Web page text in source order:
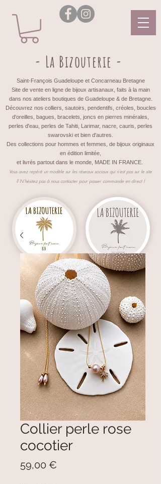
- La Bizouterie -
Saint-François Guadeloupe et Concarneau Bretagne
Site de vente en ligne de bijoux artisanaux, faits à la main
dans nos ateliers boutiques de Guadeloupe & de Bretagne.
Découvrez nos colliers, sautoirs, pendentifs, créoles, boucles
d'oreilles, bagues, bracelets, joncs en pierres minérales,
perles d'eau, perles de Tahiti, Larimar, nacre, cauris, perles
swarovski et bien d'autres.
Des collections pour hommes et femmes, de bijoux originaux
en édition limitée,
et livrés partout dans le monde, MADE IN FRANCE.
Vous avez repéré un modèle sur les réseaux sociaux qui n'est pas sur le site
? N'hésitez pas à nous contacter pour passer commande en direct !
Collier perle rose
cocotier
59,00 €